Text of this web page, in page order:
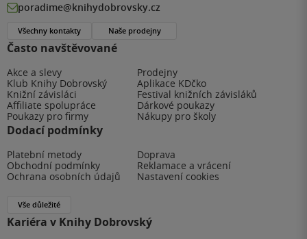
Často navštěvované
Akce a slevy
Prodejny
Klub Knihy Dobrovský
Aplikace KDčko
Knižní závisláci
Festival knižních závisláků
Affiliate spolupráce
Dárkové poukazy
Poukazy pro firmy
Nákupy pro školy
Dodací podmínky
Platební metody
Doprava
Obchodní podmínky
Reklamace a vrácení
Ochrana osobních údajů
Nastavení cookies
Vše důležité
Kariéra v Knihy Dobrovský
poradime@knihydobrovsky.cz
Všechny kontakty Naše prodejny